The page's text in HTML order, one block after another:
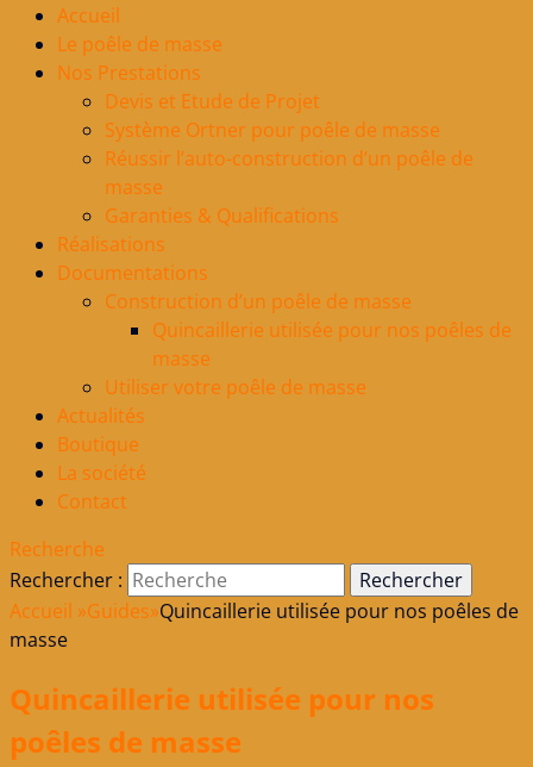
Accueil
Le poêle de masse
Nos Prestations
Devis et Etude de Projet
Système Ortner pour poêle de masse
Réussir l’auto-construction d’un poêle de
masse
Garanties & Qualifications
Réalisations
Documentations
Construction d’un poêle de masse
Quincaillerie utilisée pour nos poêles de
masse
Utiliser votre poêle de masse
Actualités
Boutique
La société
Contact
Recherche
Rechercher :
Accueil »Guides»Quincaillerie utilisée pour nos poêles de
masse
Quincaillerie utilisée pour nos
poêles de masse